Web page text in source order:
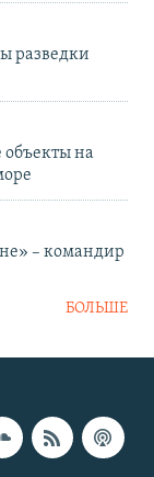
разведки
на
– командир
БОЛЬШЕ